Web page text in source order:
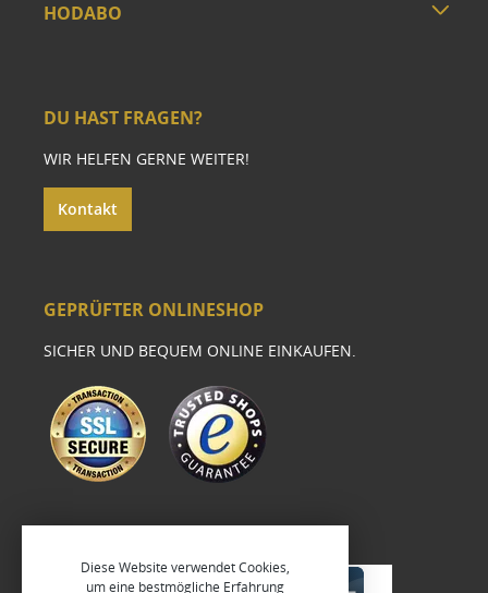
HODABO
DU HAST FRAGEN?
WIR HELFEN GERNE WEITER!
Kontakt
GEPRÜFTER ONLINESHOP
SICHER UND BEQUEM ONLINE EINKAUFEN.
Diese Website verwendet Cookies,
um eine bestmögliche Erfahrung